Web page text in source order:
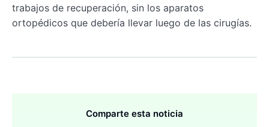
trabajos de recuperación, sin los aparatos
ortopédicos que debería llevar luego de las cirugías.
Comparte esta noticia